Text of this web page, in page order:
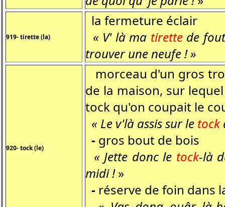
919- tirette (la)
la fermeture éclair
« V' là ma tirettede
trouver une neufe ! »
920- tock (le)
morceau d'un gros
de la maison, sur
tock qu'on coupait le
« Le v'là assis sur le tock
- gros bout de bois
« Jette donc le tock-là
midi !»
- réserve de foin dans